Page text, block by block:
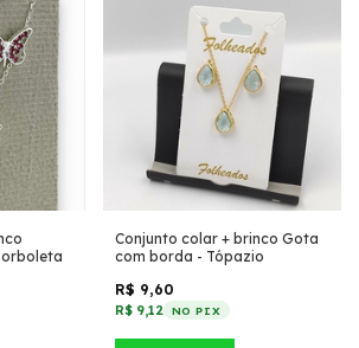
Conjunto colar + brinco Gota
com borda - Tópazio
R$ 9,60
R$ 9,12 NO PIX